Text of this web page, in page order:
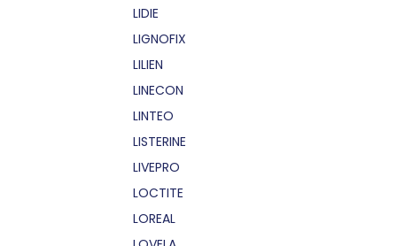
LIDIE
LIGNOFIX
LILIEN
LINECON
LINTEO
LISTERINE
LIVEPRO
LOCTITE
LOREAL